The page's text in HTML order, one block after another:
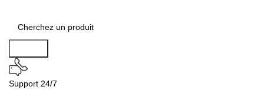
Support 24/7